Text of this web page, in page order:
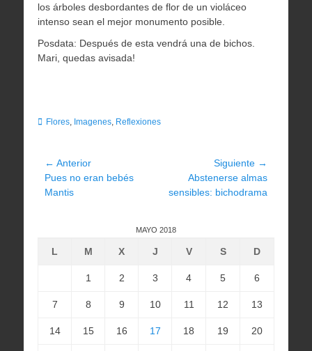
los árboles desbordantes de flor de un violáceo
intenso sean el mejor monumento posible.
Posdata: Después de esta vendrá una de bichos.
Mari, quedas avisada!
Categorias
Flores, Imagenes, Reflexiones
Navegación
de
entradas
← Anterior
Entrada
anterior:
Pues no eran bebés
Mantis
Siguiente →
Entrada
siguiente:
Abstenerse almas
sensibles: bichodrama
MAYO 2018
L M X J V S D
1 2 3 4 5 6
7 8 9 10 11 12 13
14 15 16 17 18 19 20